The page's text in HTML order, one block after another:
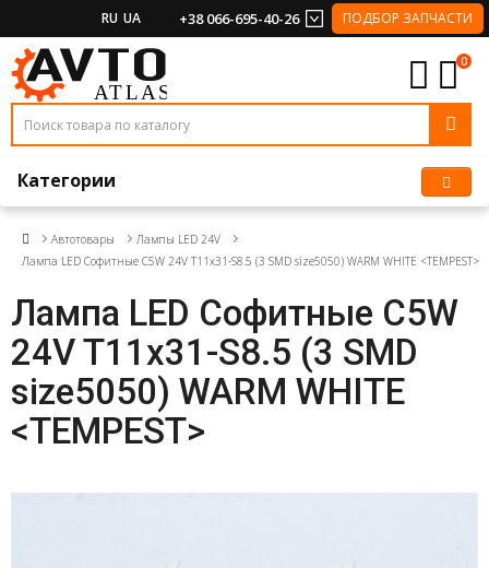
RU UA +38 066-695-40-26 ПОДБОР ЗАПЧАСТИ
0
Категории
Автотовары
Лампы LED 24V
Лампа LED Софитные C5W 24V T11x31-S8.5 (3 SMD size5050) WARM WHITE <TEMPEST>
Лампа LED Софитные C5W
24V T11x31-S8.5 (3 SMD
size5050) WARM WHITE
<TEMPEST>